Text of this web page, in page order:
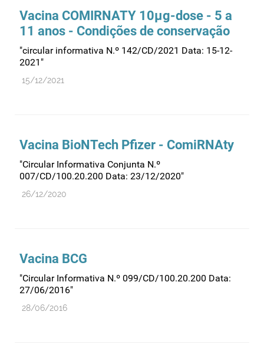
Vacina COMIRNATY 10µg-dose - 5 a
11 anos - Condições de conservação
"circular informativa N.º 142/CD/2021 Data: 15-12-
2021"
15/12/2021
Vacina BioNTech Pfizer - ComiRNAty
"Circular Informativa Conjunta N.º
007/CD/100.20.200 Data: 23/12/2020"
26/12/2020
Vacina BCG
"Circular Informativa N.º 099/CD/100.20.200 Data:
27/06/2016"
28/06/2016